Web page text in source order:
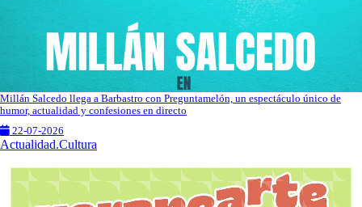
Millán Salcedo llega a Barbastro con Preguntamelón, un espectáculo único de
humor, actualidad y confesiones en directo
22-07-2026
Actualidad.Cultura